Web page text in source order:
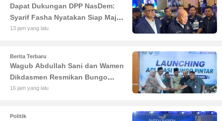
Dapat Dukungan DPP NasDem:
Syarif Fasha Nyatakan Siap Maju
di Pilgub Jambi
13 jam yang lalu
Berita Terbaru
Wagub Abdullah Sani dan Wamen
Dikdasmen Resmikan Bungo
Pintar: Dorong Digitalisasi
16 jam yang lalu
Politik